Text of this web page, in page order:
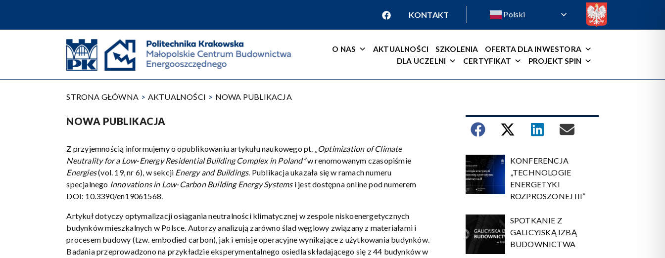
treści
KONTAKT Polski
O NAS AKTUALNOŚCI SZKOLENIA
OFERTA DLA INWESTORA
DLA UCZELNI
CERTYFIKAT PROJEKT SPIN
STRONA GŁÓWNA AKTUALNOŚCI NOWA PUBLIKACJA
NOWA PUBLIKACJA
Z przyjemnością informujemy o opublikowaniu artykułu naukowego pt. „Optimization of Climate
Neutrality for a Low-Energy Residential Building Complex in Poland”w renomowanym czasopiśmie
Energies(vol. 19, nr 6), w sekcji Energy and Buildings. Publikacja ukazała się w ramach numeru
specjalnego Innovations in Low-Carbon Building Energy Systemsi jest dostępna online pod numerem
DOI: 10.3390/en19061568.
Artykuł dotyczy optymalizacji osiągania neutralności klimatycznej w zespole niskoenergetycznych
budynków mieszkalnych w Polsce. Autorzy analizują zarówno ślad węglowy związany z materiałami i
procesem budowy (tzw. embodied carbon), jak i emisje operacyjne wynikające z użytkowania budynków.
Badania przeprowadzono na przykładzie eksperymentalnego osiedla składającego się z 44 budynków w
KONFERENCJA
„TECHNOLOGIE
ENERGETYKI
ROZPROSZONEJ III”
SPOTKANIE Z
GALICYJSKĄ IZBĄ
BUDOWNICTWA